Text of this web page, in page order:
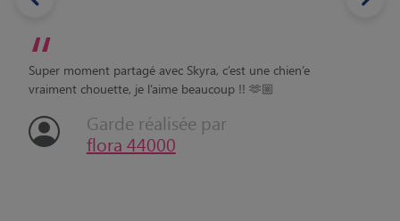
“
Super moment partagé avec Skyra, c’est une chien’e
vraiment chouette, je l’aime beaucoup !! 🫶🏼
Garde réalisée par
flora 44000